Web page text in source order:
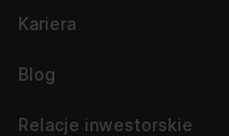
Kariera
Blog
Relacje inwestorskie